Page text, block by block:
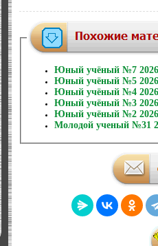
Юный учёный №7 2026
Юный учёный №5 2026
Юный учёный №4 2026
Юный учёный №3 2026
Юный учёный №2 2026
Молодой ученый №31